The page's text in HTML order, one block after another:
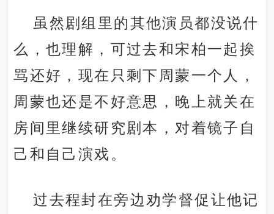
虽然剧组里的其他演员都没说什
么，也理解，可过去和宋柏一起挨
骂还好，现在只剩下周蒙一个人，
周蒙也还是不好意思，晚上就关在
房间里继续研究剧本，对着镜子自
己和自己演戏。
过去程封在旁边劝学督促让他记